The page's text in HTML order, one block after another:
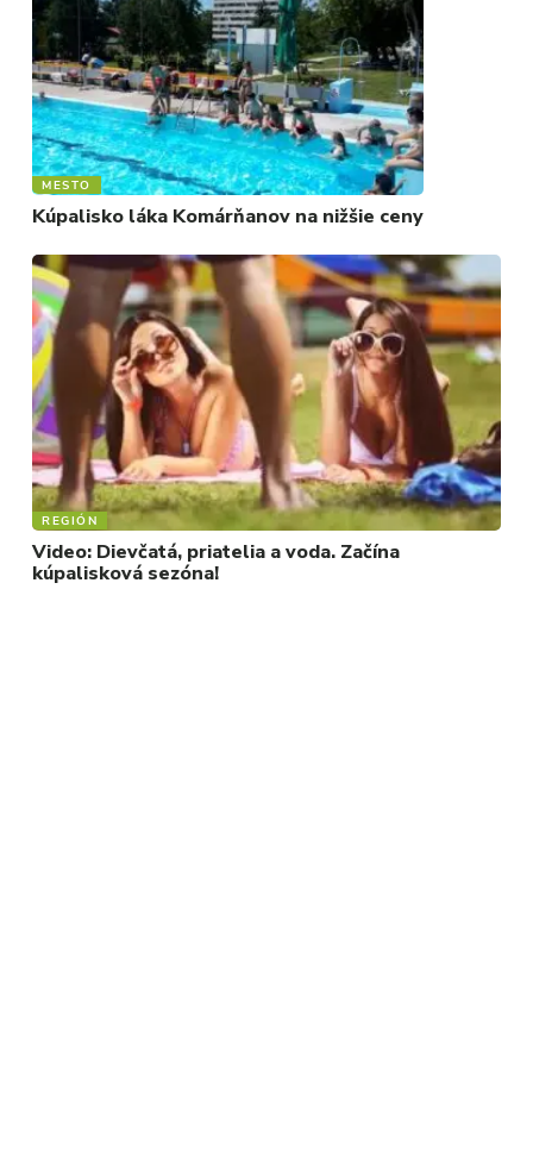
MESTO
Kúpalisko láka Komárňanov na nižšie ceny
REGIÓN
Video: Dievčatá, priatelia a voda. Začína
kúpalisková sezóna!